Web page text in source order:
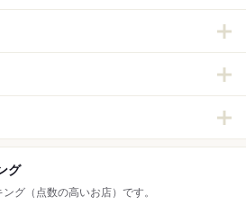
グ
グ（点数の高いお店）です。